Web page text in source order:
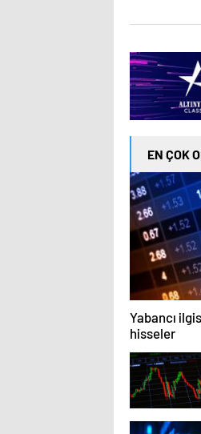
EN ÇOK
Yabancı
hisseler